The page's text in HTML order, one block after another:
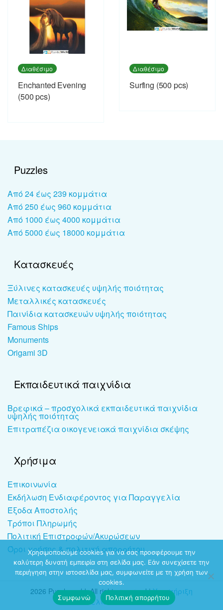
Διαθέσιμο
Enchanted Evening
(500 pcs)
Διαθέσιμο
Surfing (500 pcs)
Puzzles
Από 24 έως 239 κομμάτια
Από 250 έως 960 κομμάτια
Από 1000 έως 4000 κομμάτια
Από 5000 έως 18000 κομμάτια
Κατασκευές
Ξύλινες κατασκευές υψηλής ποιότητας
Μεταλλικές κατασκευές
Παινίδια κατασκευών υψηλής ποιότητας
Famous Ships
Monuments
Origami 3D
Εκπαιδευτικά παιχνίδια
Βρεφικά – προσχολικά εκπαιδευτικά παιχνίδια
υψηλής ποιότητας
Επιτραπέζια οικογενειακά παιχνίδια σκέψης
Χρήσιμα
Επικοινωνία
Εκδήλωση Ενδιαφέροντος για Παραγγελία
Έξοδα Αποστολής
Τρόποι Πληρωμής
Πολιτική Επιστροφών/Ακυρώσεων
Όροι χρήσης & πολιτική απορρήτου
2026 Puzzleworld. All rights reserved |Υποστήριξη
ιστοσελίδων-dezitech.
Χρησιμοποιούμε cookies για να σας προσφέρουμε την
καλύτερη δυνατή εμπειρία στη σελίδα μας. Εάν συνεχίσετε την
περιήγηση στην ιστοσελίδα μας, συμφωνείτε με τη χρήση των
cookies.
Συμφωνώ
Πολιτική απορρήτου